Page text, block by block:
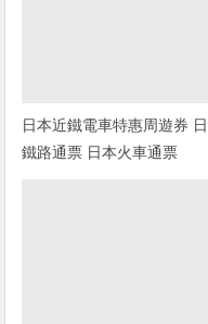
日本近鐵電車特惠周遊券
鐵路通票 日本火車通票